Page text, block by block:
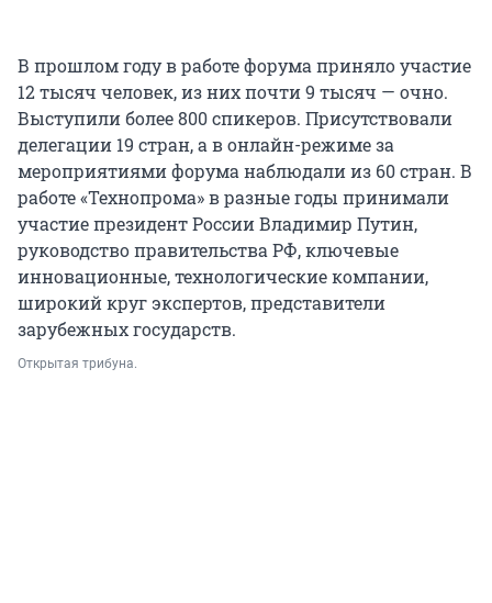
В прошлом году в работе форума приняло участие
12 тысяч человек, из них почти 9 тысяч — очно.
Выступили более 800 спикеров. Присутствовали
делегации 19 стран, а в онлайн-режиме за
мероприятиями форума наблюдали из 60 стран. В
работе «Технопрома» в разные годы принимали
участие президент России Владимир Путин,
руководство правительства РФ, ключевые
инновационные, технологические компании,
широкий круг экспертов, представители
зарубежных государств.
Открытая трибуна.